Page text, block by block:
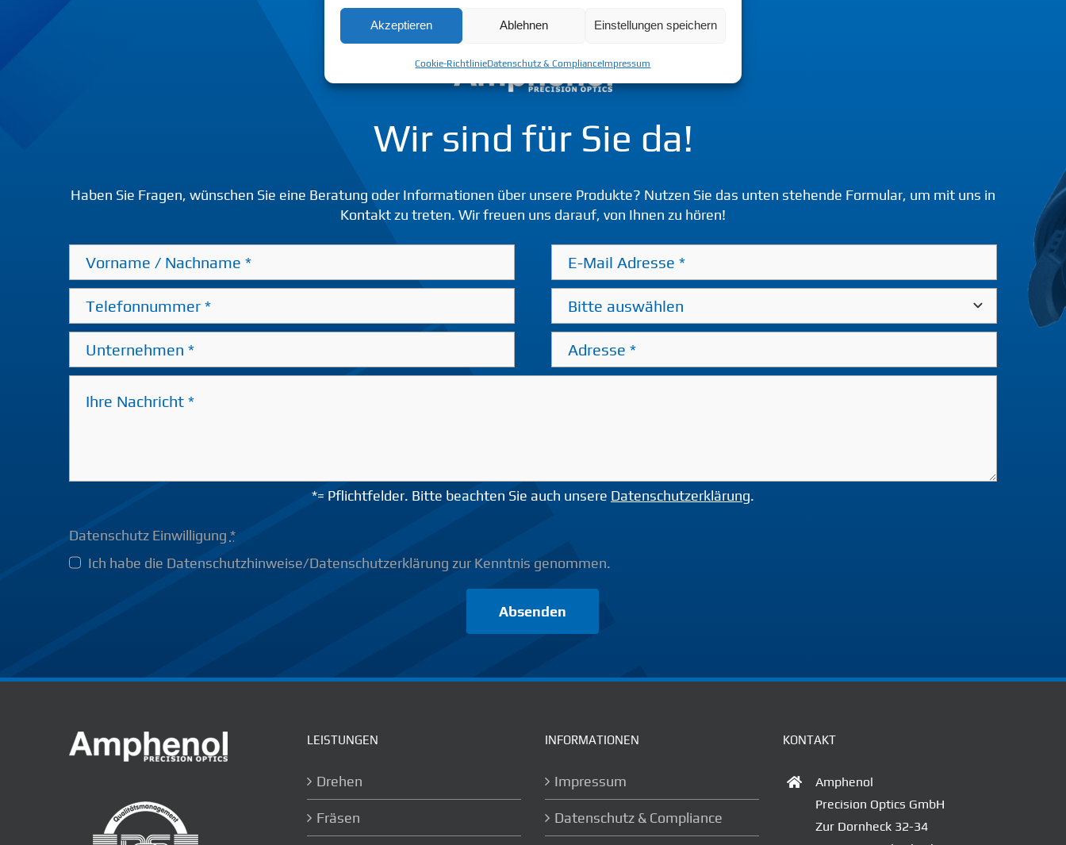
Akzeptieren Ablehnen Einstellungen speichern
Cookie-RichtlinieDatenschutz & ComplianceImpressum
Wir sind für Sie da!
Haben Sie Fragen, wünschen Sie eine Beratung oder Informationen über unsere Produkte? Nutzen Sie das unten stehende Formular, um mit uns in
Kontakt zu treten. Wir freuen uns darauf, von Ihnen zu hören!
*= Pflichtfelder. Bitte beachten Sie auch unsere Datenschutzerklärung.
Datenschutz Einwilligung *
Ich habe die Datenschutzhinweise/Datenschutzerklärung zur Kenntnis genommen.
Absenden
LEISTUNGEN
Drehen
Fräsen
INFORMATIONEN
Impressum
Datenschutz & Compliance
KONTAKT
Amphenol
Precision Optics GmbH
Zur Dornheck 32-34